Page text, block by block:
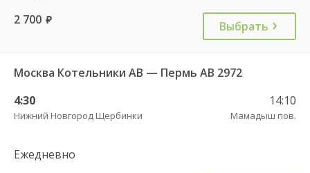
2 700 руб. Выбрать
Москва Котельники АВ — Пермь АВ 2972
4:30
Нижний Новгород Щербинки
14:10
Мамадыш пов.
Ежедневно